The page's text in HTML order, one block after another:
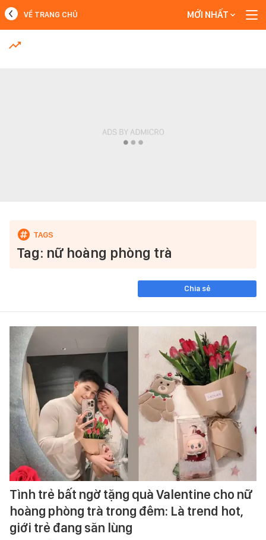
MỚI NHẤT
VỀ TRANG CHỦ MỚI NHẤT
Tag: nữ hoàng phòng trà
Chia sẻ
Tình trẻ bất ngờ tặng quà Valentine cho nữ
hoàng phòng trà trong đêm: Là trend hot,
giới trẻ đang săn lùng